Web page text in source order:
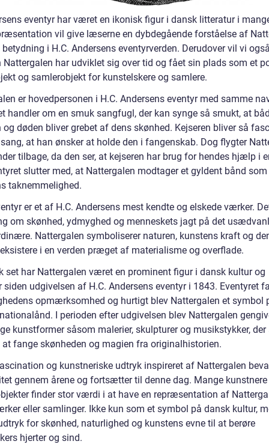
eventyr har været en ikonisk figur i dansk litteratur i
vil give læserne en dybdegående forståelse af
i H.C. Andersens eventyrverden. Derudover vil vi
Nattergalen har udviklet sig over tid og fået sin plads som et
og samlerobjekt for kunstelskere og samlere.
er hovedpersonen i H.C. Andersens eventyr med samme
handler om en smuk sangfugl, der kan synge så smukt, at
og døden bliver grebet af dens skønhed. Kejseren bliver så
at han ønsker at holde den i fangenskab. Dog flygter
tilbage, da den ser, at kejseren har brug for hendes hjælp i
slutter med, at Nattergalen modtager et gyldent bånd
taknemmelighed.
er et af H.C. Andersens mest kendte og elskede værker.
om skønhed, ydmyghed og menneskets jagt på det
Nattergalen symboliserer naturen, kunstens kraft og
i en verden præget af materialisme og overflade.
set har Nattergalen været en prominent figur i dansk kultur og
siden udgivelsen af H.C. Andersens eventyr i 1843. Eventyret
opmærksomhed og hurtigt blev Nattergalen et symbol
I perioden efter udgivelsen blev Nattergalen
kunstformer såsom malerier, skulpturer og musikstykker, der
at fange skønheden og magien fra originalhistorien.
og kunstneriske udtryk inspireret af Nattergalen
gennem årene og fortsætter til denne dag. Mange
finder stor værdi i at have en repræsentation af
eller samlinger. Ikke kun som et symbol på dansk kultur,
for skønhed, naturlighed og kunstens evne til at berøre
hjerter og sind.